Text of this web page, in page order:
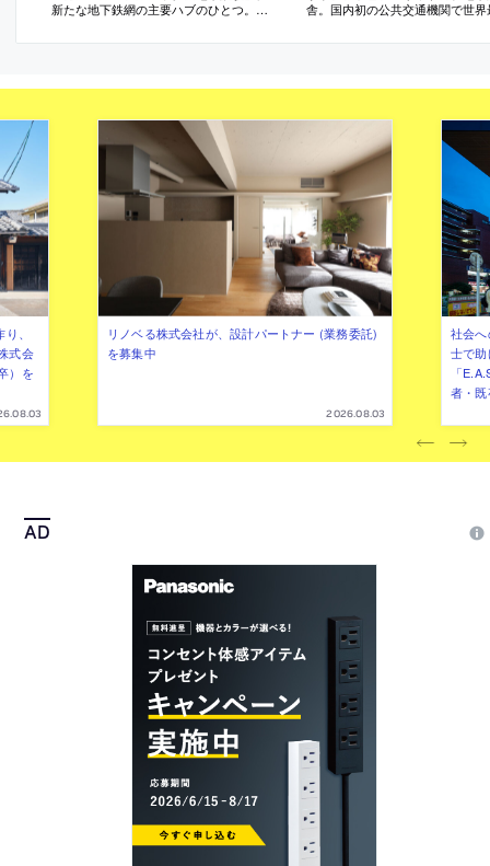
新たな地下鉄網の主要ハブのひとつ。焦
繋げる為、鏡面のステンレスパネルで覆
公共空間として機能
舎。国内初の公共交通機関で世界
低減する多孔質なファサードは、
利用
、
式会
）を
リノベる株式会社が、設計パートナー (業務委託)
を募集中
2026.08.03
社会
士で
「
者・